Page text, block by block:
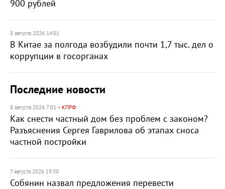
900 рублей
8 августа 2026 14:01
В Китае за полгода возбудили почти 1,7 тыс. дел о
коррупции в госорганах
Последние новости
8 августа 2026 7:01 – КПРФ
Как снести частный дом без проблем с законом?
Разъяснения Сергея Гаврилова об этапах сноса
частной постройки
7 августа 2026 19:30
Собянин назвал предложения перевести